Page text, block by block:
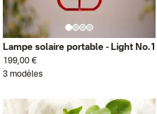
Lampe solaire portable - Light No.1
199,00 €
3 modèles